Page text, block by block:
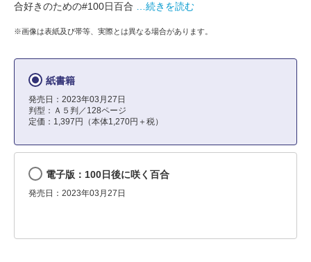
合好きのための#100日百合
…続きを読む
※画像は表紙及び帯等、実際とは異なる場合があります。
紙書籍
発売日：2023年03月27日
判型：Ａ５判／128ページ
定価：1,397円（本体1,270円＋税）
電子版：100日後に咲く百合
発売日：2023年03月27日